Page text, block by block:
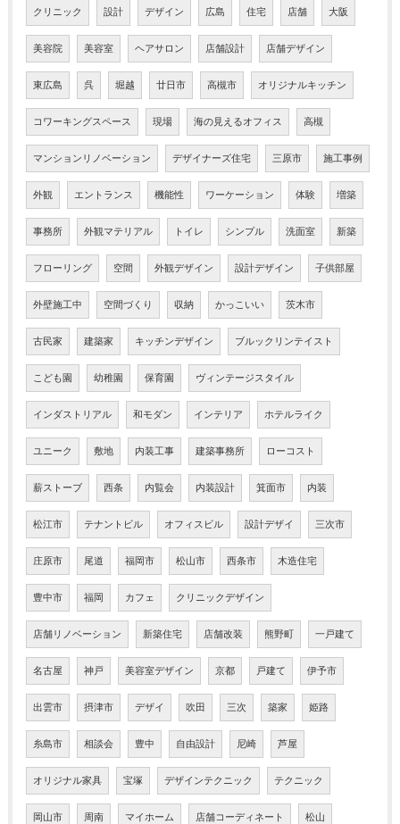
クリニック 設計 デザイン 広島 住宅 店舗 大阪
美容院 美容室 ヘアサロン 店舗設計 店舗デザイン
東広島 呉 堀越 廿日市 高槻市 オリジナルキッチン
コワーキングスペース 現場 海の見えるオフィス 高槻
マンションリノベーション デザイナーズ住宅 三原市 施工事例
外観 エントランス 機能性 ワーケーション 体験 増築
事務所 外観マテリアル トイレ シンプル 洗面室 新築
フローリング 空間 外観デザイン 設計デザイン 子供部屋
外壁施工中 空間づくり 収納 かっこいい 茨木市
古民家 建築家 キッチンデザイン ブルックリンテイスト
こども園 幼稚園 保育園 ヴィンテージスタイル
インダストリアル 和モダン インテリア ホテルライク
ユニーク 敷地 内装工事 建築事務所 ローコスト
薪ストーブ 西条 内覧会 内装設計 箕面市 内装
松江市 テナントビル オフィスビル 設計デザイ 三次市
庄原市 尾道 福岡市 松山市 西条市 木造住宅
豊中市 福岡 カフェ クリニックデザイン
店舗リノベーション 新築住宅 店舗改装 熊野町 一戸建て
名古屋 神戸 美容室デザイン 京都 戸建て 伊予市
出雲市 摂津市 デザイ 吹田 三次 築家 姫路
糸島市 相談会 豊中 自由設計 尼崎 芦屋
オリジナル家具 宝塚 デザインテクニック テクニック
岡山市 周南 マイホーム 店舗コーディネート 松山